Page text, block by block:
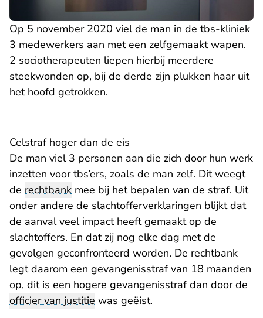
Op 5 november 2020 viel de man in de tbs-kliniek
3 medewerkers aan met een zelfgemaakt wapen.
2 sociotherapeuten liepen hierbij meerdere
steekwonden op, bij de derde zijn plukken haar uit
het hoofd getrokken.
Celstraf hoger dan de eis
De man viel 3 personen aan die zich door hun werk
inzetten voor tbs’ers, zoals de man zelf. Dit weegt
de rechtbank mee bij het bepalen van de straf. Uit
onder andere de slachtofferverklaringen blijkt dat
de aanval veel impact heeft gemaakt op de
slachtoffers. En dat zij nog elke dag met de
gevolgen geconfronteerd worden. De rechtbank
legt daarom een gevangenisstraf van 18 maanden
op, dit is een hogere gevangenisstraf dan door de
officier van justitie was geëist.